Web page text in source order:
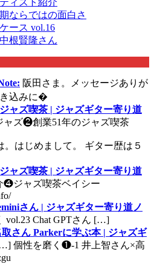
ならではの面白さ
ース vol.16
根賢隆さん
阪田さま。メッセージありが
込みに�
ャズ喫茶 | ジャズギター寄り道
ズ❷創業51年のジャズ喫茶
。はじめまして。 ギター歴は５
ャズ喫茶 | ジャズギター寄り道
ジャズ喫茶ベイシー
さん | ジャズギター寄り道ノ
vol.23 Chat GPTさん […]
さん Parkerに学ぶ本 | ジャズギ
個性を磨く❶-1 井上智さん×高